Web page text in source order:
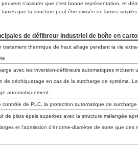
s'assurer que c'est bonne représentation, et
que la structure peut être divisée en lames
de défibreur industriel de boîte en
traitement thermique de haut alliage pendant la vie
avec les inversion-défibreurs automatiques
de déchiquetage en cas de la surcharge de système.
automatiquement.
de PLC, la protection automatique de
de plats épais superbes avec la structure mélangée
et l'admission d'énorme-diamètre de sorte que des